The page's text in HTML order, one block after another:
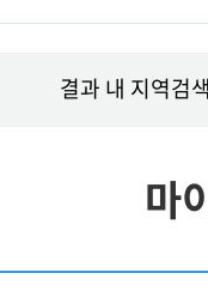
결과 내 지역검색
마